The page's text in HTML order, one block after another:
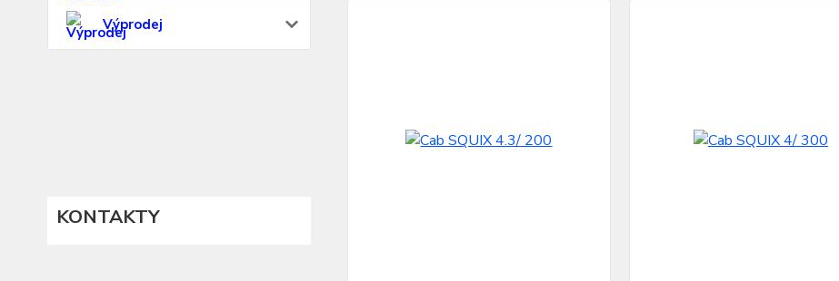
Výprodej
KONTAKTY